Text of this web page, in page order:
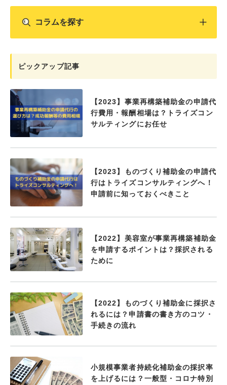
コラムを探す
ピックアップ記事
【2023】事業再構築補助金の申請代
行費用・報酬相場は？トライズコン
サルティングにお任せ
【2023】ものづくり補助金の申請代
行はトライズコンサルティングへ！
申請前に知っておくべきこと
【2022】美容室が事業再構築補助金
を申請するポイントは？採択される
ために
【2022】ものづくり補助金に採択さ
れるには？申請書の書き方のコツ・
手続きの流れ
小規模事業者持続化補助金の採択率
を上げるには？一般型・コロナ特別